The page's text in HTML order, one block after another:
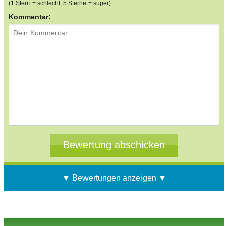
(1 Stern = schlecht, 5 Sterne = super)
Kommentar:
▼ Bewertungen anzeigen ▼